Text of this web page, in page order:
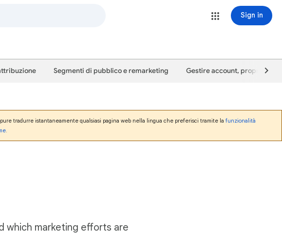
Sign in
Segmenti di pubblico e remarketing Gestire account, proprietà e
tradurre istantaneamente qualsiasi pagina web nella lingua che preferisci tramite la funzionalità
.
which marketing efforts are